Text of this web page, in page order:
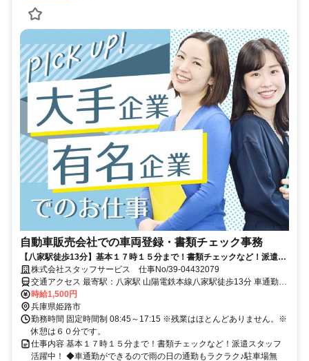
自動車販売会社での車両登録・書類チェック事務
【八家駅徒歩13分】基本１７時１５分まで！書類チェックなど！派遣ス
タッフ活躍中！ 直接雇用実績あり！
株式会社スタッフサービス 仕事No/39-04432079
交通アクセス 最寄駅：八家駅 山陽電鉄本線八家駅徒歩13分 車通勤可
能
時給1,500円
兵庫県姫路市
勤務時間 固定時間制 08:45～17:15 ※残業はほとんどありません。※
休憩は６０分です。
仕事内容 基本１７時１５分まで！書類チェックなど！派遣スタッフ
活躍中！ ◆車通勤ができるので雨の日の通勤もラクラク♪駐車場無